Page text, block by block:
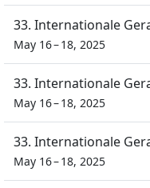
33. Internationale
May 16 – 18, 2025
33. Internationale
May 16 – 18, 2025
33. Internationale
May 16 – 18, 2025